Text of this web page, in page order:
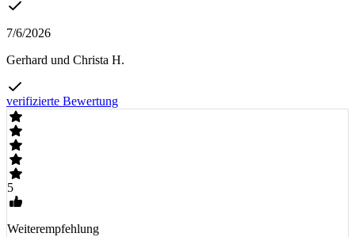
7/6/2026
Gerhard und Christa H.
verifizierte Bewertung
5
Weiterempfehlung